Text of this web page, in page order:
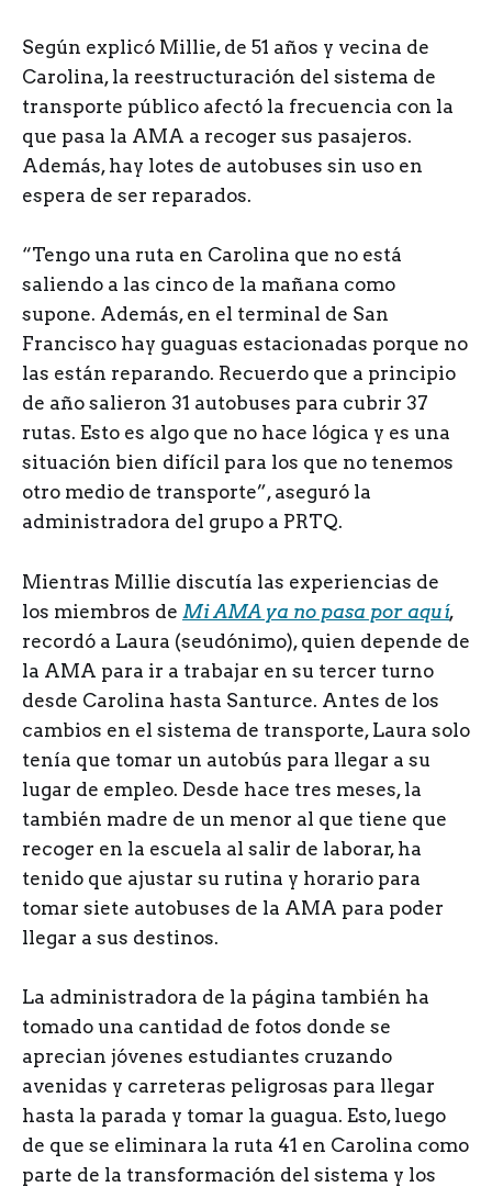
Según explicó Millie, de 51 años y vecina de
Carolina, la reestructuración del sistema de
transporte público afectó la frecuencia con la
que pasa la AMA a recoger sus pasajeros.
Además, hay lotes de autobuses sin uso en
espera de ser reparados.
“Tengo una ruta en Carolina que no está
saliendo a las cinco de la mañana como
supone. Además, en el terminal de San
Francisco hay guaguas estacionadas porque no
las están reparando. Recuerdo que a principio
de año salieron 31 autobuses para cubrir 37
rutas. Esto es algo que no hace lógica y es una
situación bien difícil para los que no tenemos
otro medio de transporte”, aseguró la
administradora del grupo a PRTQ.
Mientras Millie discutía las experiencias de
los miembros de Mi AMA ya no pasa por aquí,
recordó a Laura (seudónimo), quien depende de
la AMA para ir a trabajar en su tercer turno
desde Carolina hasta Santurce. Antes de los
cambios en el sistema de transporte, Laura solo
tenía que tomar un autobús para llegar a su
lugar de empleo. Desde hace tres meses, la
también madre de un menor al que tiene que
recoger en la escuela al salir de laborar, ha
tenido que ajustar su rutina y horario para
tomar siete autobuses de la AMA para poder
llegar a sus destinos.
La administradora de la página también ha
tomado una cantidad de fotos donde se
aprecian jóvenes estudiantes cruzando
avenidas y carreteras peligrosas para llegar
hasta la parada y tomar la guagua. Esto, luego
de que se eliminara la ruta 41 en Carolina como
parte de la transformación del sistema y los